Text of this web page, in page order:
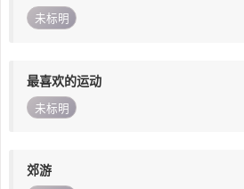
未标明
最喜欢的运动
未标明
郊游